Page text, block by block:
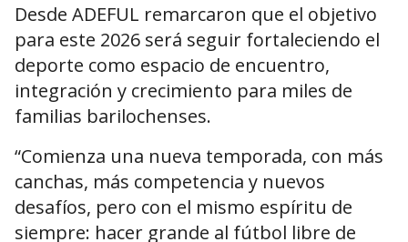
Desde ADEFUL remarcaron que el objetivo
para este 2026 será seguir fortaleciendo el
deporte como espacio de encuentro,
integración y crecimiento para miles de
familias barilochenses.
“Comienza una nueva temporada, con más
canchas, más competencia y nuevos
desafíos, pero con el mismo espíritu de
siempre: hacer grande al fútbol libre de